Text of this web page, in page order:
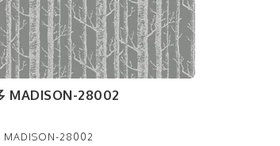
MADISON-28002
MADISON-28002